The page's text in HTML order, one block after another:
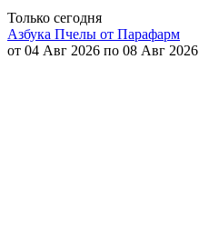
Только сегодня
Азбука Пчелы от Парафарм
от 04 Авг 2026 по 08 Авг 2026